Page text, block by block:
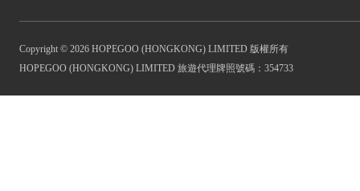
Copyright © 2026 HOPEGOO (HONGKONG) LIMITED 版權所有
HOPEGOO (HONGKONG) LIMITED 旅遊代理牌照號碼：354733